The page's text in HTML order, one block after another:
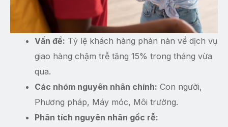
Vấn đề: Tỷ lệ khách hàng phàn nàn về dịch vụ
giao hàng chậm trễ tăng 15% trong tháng vừa
qua.
Các nhóm nguyên nhân chính: Con người,
Phương pháp, Máy móc, Môi trường.
Phân tích nguyên nhân gốc rễ: